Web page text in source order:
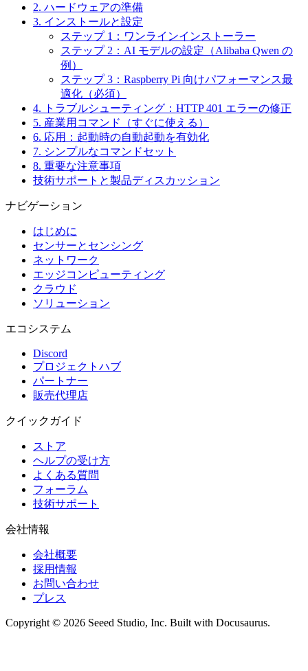
2. ハードウェアの準備
3. インストールと設定
ステップ 1：ワンラインインストーラー
ステップ 2：AI モデルの設定（Alibaba Qwen の
例）
ステップ 3：Raspberry Pi 向けパフォーマンス最
適化（必須）
4. トラブルシューティング：HTTP 401 エラーの修正
5. 産業用コマンド（すぐに使える）
6. 応用：起動時の自動起動を有効化
7. シンプルなコマンドセット
8. 重要な注意事項
技術サポートと製品ディスカッション
ナビゲーション
はじめに
センサーとセンシング
ネットワーク
エッジコンピューティング
クラウド
ソリューション
エコシステム
Discord
プロジェクトハブ
パートナー
販売代理店
クイックガイド
ストア
ヘルプの受け方
よくある質問
フォーラム
技術サポート
会社情報
会社概要
採用情報
お問い合わせ
プレス
Copyright © 2026 Seeed Studio, Inc. Built with Docusaurus.